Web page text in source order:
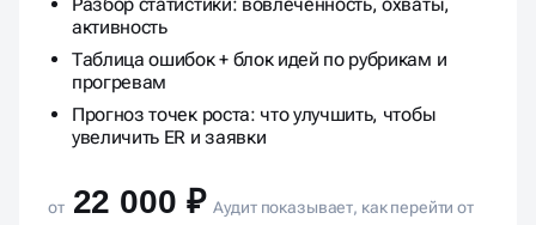
активность
Таблица ошибок + блок идей по рубрикам и
прогревам
Прогноз точек роста: что улучшить, чтобы
увеличить ER и заявки
от 22 000 ₽ Аудит показывает, как перейти от